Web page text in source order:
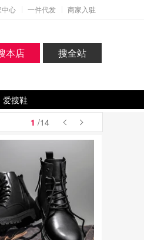
中心 一件代发 商家入驻
本店 搜全站
爱搜鞋
1 /14